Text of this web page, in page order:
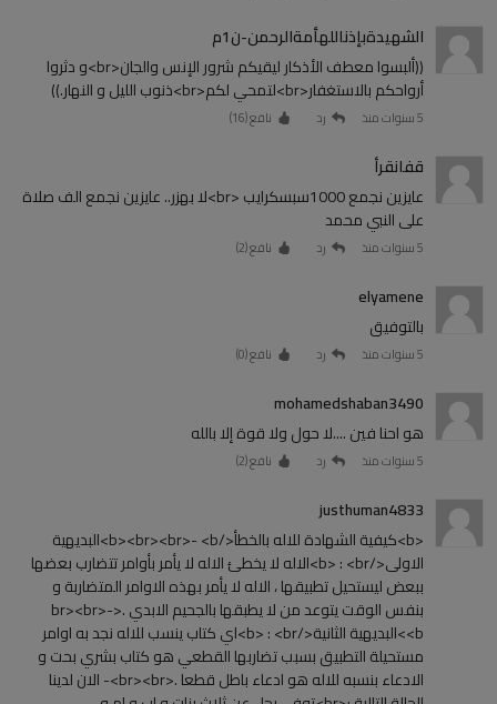
الشهيدةبإذناللهأمةالرحمن-ن1م
((ألبسوا معطف الأذكار ليقيكم شرور الإنس والجان<br>و دثروا
أرواحكم بالاستغفار<br>لتمحي لكم<br>ذنوب الليل و النهار.))
5 سنوات منذ رد نافع (16
)
قفانقرأ
عايزين نجمع 1000سبسكرايب <br>لا بهزر.. عايزين نجمع الف صلاة
على النبي محمد
5 سنوات منذ رد نافع (2
)
elyamene
بالتوفيق
5 سنوات منذ رد نافع (0
)
mohamedshaban3490
هو احنا فين ....لا حول ولا قوة إلا بالله
5 سنوات منذ رد نافع (2
)
justhuman4833
<b>كيفية الشهادة للاله بالخطأ</b><br><br>- <b>البديهية
الاولى</b> : <br>الاله لا يخطئ الاله لا يأمر بأوامر تتضارب بعضها
ببعض ليستحيل تطبيقها ، الاله لا يأمر بهذه الاوامر المتضاربة و
بنفس الوقت يتوعد من لا يطبقها بالجحيم الابدي .<br><br>-
<b>البديهية الثانية</b> : <br>اي كتاب ينسب للاله نجد به اوامر
مستحيلة التطبيق بسبب تضاربها القطعي هو كتاب بشري بحت و
الادعاء بنسبه للاله هو ادعاء باطل قطعا .<br><br>- الان لدينا